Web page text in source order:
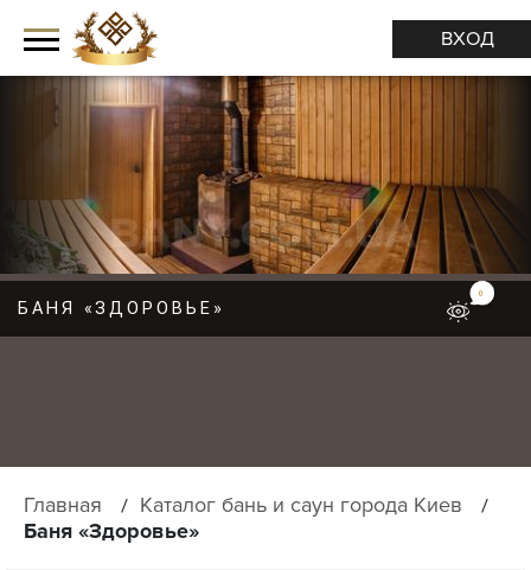
ВХОД
М
БАНЯ «ЗДОРОВЬЕ»
0
Главная
Каталог бань и саун города Киев
Баня «Здоровье»